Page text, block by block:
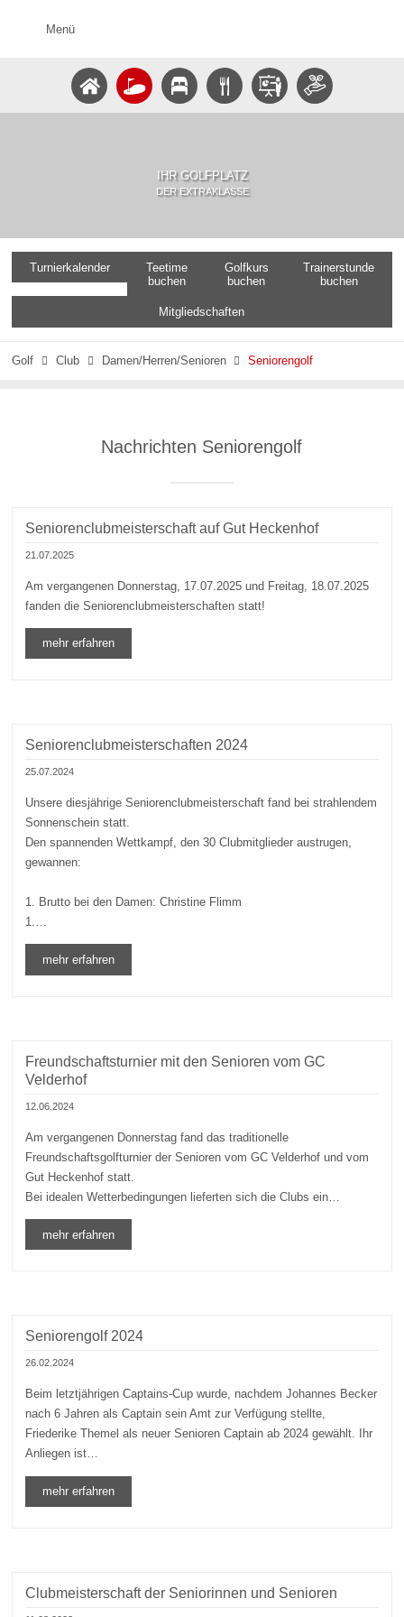
Menü
IHR GOLFPLATZ
DER EXTRAKLASSE
Turnierkalender
Teetime
buchen
Golfkurs
buchen
Trainerstunde
buchen
Mitgliedschaften
Golf  Club  Damen/Herren/Senioren  Seniorengolf
Nachrichten Seniorengolf
Seniorenclubmeisterschaft auf Gut Heckenhof
21.07.2025
Am vergangenen Donnerstag, 17.07.2025 und Freitag, 18.07.2025
fanden die Seniorenclubmeisterschaften statt!
mehr erfahren
Seniorenclubmeisterschaften 2024
25.07.2024
Unsere diesjährige Seniorenclubmeisterschaft fand bei strahlendem
Sonnenschein statt.
Den spannenden Wettkampf, den 30 Clubmitglieder austrugen,
gewannen:
1. Brutto bei den Damen: Christine Flimm
1.…
mehr erfahren
Freundschaftsturnier mit den Senioren vom GC
Velderhof
12.06.2024
Am vergangenen Donnerstag fand das traditionelle
Freundschaftsgolfturnier der Senioren vom GC Velderhof und vom
Gut Heckenhof statt.
Bei idealen Wetterbedingungen lieferten sich die Clubs ein…
mehr erfahren
Seniorengolf 2024
26.02.2024
Beim letztjährigen Captains-Cup wurde, nachdem Johannes Becker
nach 6 Jahren als Captain sein Amt zur Verfügung stellte,
Friederike Themel als neuer Senioren Captain ab 2024 gewählt. Ihr
Anliegen ist…
mehr erfahren
Clubmeisterschaft der Seniorinnen und Senioren